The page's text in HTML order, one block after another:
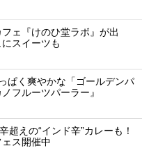
ェ『けのひ堂ラボ』が出
スイーツも
ぱく爽やかな「ゴールデンパ
フルーツパーラー』
超えの“インド辛”カレーも！
ェス開催中